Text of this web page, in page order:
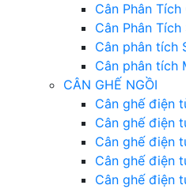
Cân Phân Tích
Cân Phân Tích
Cân phân tích
Cân phân tích
CÂN GHẾ NGỒI
Cân ghế điện
Cân ghế điện
Cân ghế điện
Cân ghế điện
Cân ghế điện